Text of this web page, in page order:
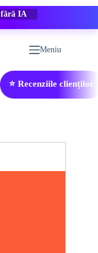
-50%
Meniu
⭐ Recenziile clienților